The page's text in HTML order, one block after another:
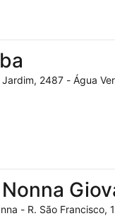
2487 - Água
- R. São